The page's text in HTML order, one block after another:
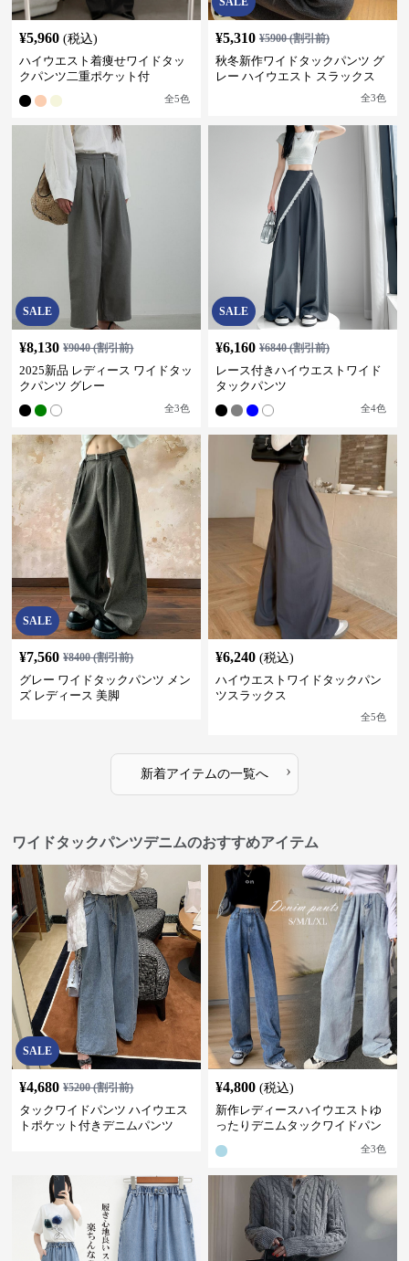
¥5,960 (税込)
ハイウエスト着痩せワイドタッ
クパンツ二重ポケット付
全5色
¥5,310 ¥5900(割引前)
秋冬新作ワイドタックパンツ グ
レー ハイウエスト スラックス
全3色
SALE
¥8,130 ¥9040(割引前)
2025新品 レディース ワイドタッ
クパンツ グレー
全3色
SALE
¥6,160 ¥6840(割引前)
レース付きハイウエストワイド
タックパンツ
全4色
SALE
¥7,560 ¥8400(割引前)
グレー ワイドタックパンツ メン
ズ レディース 美脚
¥6,240 (税込)
ハイウエストワイドタックパン
ツスラックス
全5色
新着アイテムの一覧へ ›
ワイドタックパンツデニムのおすすめアイテム
SALE
¥4,680 ¥5200(割引前)
タックワイドパンツ ハイウエス
トポケット付きデニムパンツ
¥4,800 (税込)
新作レディースハイウエストゆ
ったりデニムタックワイドパン
全3色